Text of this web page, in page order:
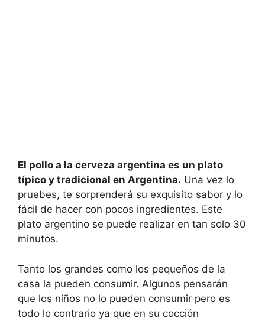
El pollo a la cerveza argentina es un plato
típico y tradicional en Argentina. Una vez lo
pruebes, te sorprenderá su exquisito sabor y lo
fácil de hacer con pocos ingredientes. Este
plato argentino se puede realizar en tan solo 30
minutos.
Tanto los grandes como los pequeños de la
casa la pueden consumir. Algunos pensarán
que los niños no lo pueden consumir pero es
todo lo contrario ya que en su cocción